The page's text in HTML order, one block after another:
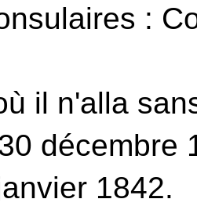
:
il n'alla
décembre
1842.